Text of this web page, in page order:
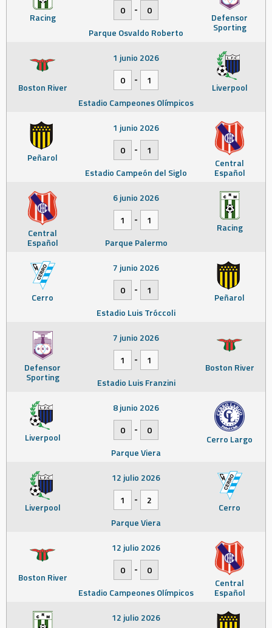
Racing Defensor
Sporting
0
-
0
Parque Osvaldo Roberto
Boston River Liverpool
1 junio 2026
0
-
1
Estadio Campeones Olímpicos
Peñarol Central
Español
1 junio 2026
0
-
1
Estadio Campeón del Siglo
Central
Español
Racing
6 junio 2026
1
-
1
Parque Palermo
Cerro Peñarol
7 junio 2026
0
-
1
Estadio Luis Tróccoli
Defensor
Sporting
Boston River
7 junio 2026
1
-
1
Estadio Luis Franzini
Liverpool Cerro Largo
8 junio 2026
0
-
0
Parque Viera
Liverpool Cerro
12 julio 2026
1
-
2
Parque Viera
Boston River Central
Español
12 julio 2026
0
-
0
Estadio Campeones Olímpicos
12 julio 2026